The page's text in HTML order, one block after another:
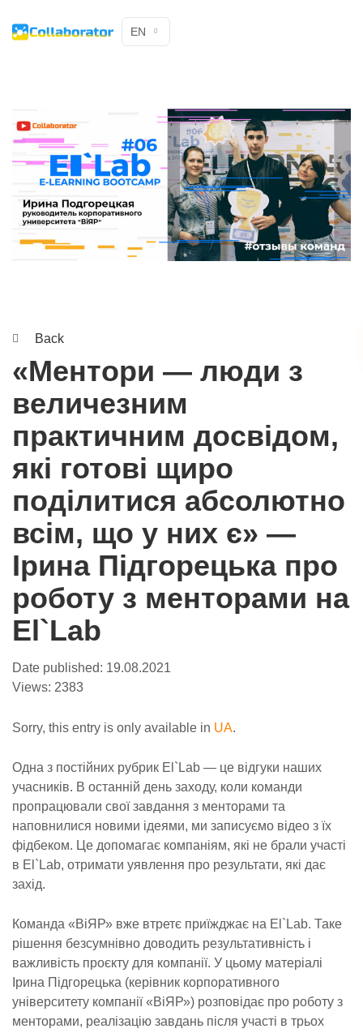
EN
Back
«Ментори — люди з
величезним
практичним досвідом,
які готові щиро
поділитися абсолютно
всім, що у них є» —
Ірина Підгорецька про
роботу з менторами на
El`Lab
Date published: 19.08.2021
Views: 2383
Sorry, this entry is only available in UA.
Одна з постійних рубрик El`Lab — це відгуки наших
учасників. В останній день заходу, коли команди
пропрацювали свої завдання з менторами та
наповнилися новими ідеями, ми записуємо відео з їх
фідбеком. Це допомагає компаніям, які не брали участі
в El`Lab, отримати уявлення про результати, які дає
захід.
Команда «ВіЯР» вже втретє приїжджає на El`Lab. Таке
рішення безсумнівно доводить результативність і
важливість проєкту для компанії. У цьому матеріалі
Ірина Підгорецька (керівник корпоративного
університету компанії «ВіЯР») розповідає про роботу з
менторами, реалізацію завдань після участі в трьох